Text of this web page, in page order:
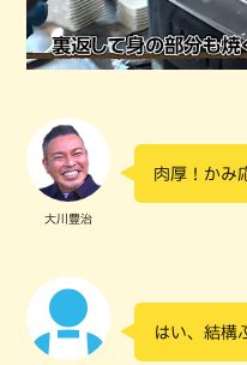
大川豊治
肉厚！かみ
はい、結構